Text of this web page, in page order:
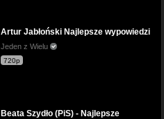
Artur Jabłoński Najlepsze wypowiedzi
Jeden z Wielu
720p
Beata Szydło (PiS) - Najlepsze